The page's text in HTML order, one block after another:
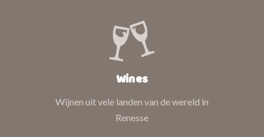
Wines
Wijnen uit vele landen van de wereld in
Renesse